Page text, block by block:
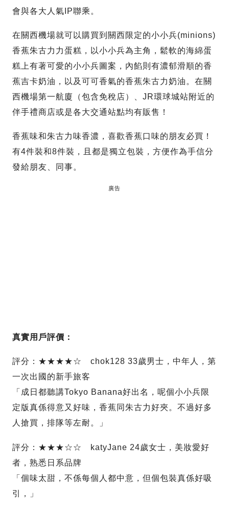
會與各大人氣IP聯乘。
在關西機場就可以購買到關西限定的小小兵(minions)
香蕉朱古力力蛋糕，以小小兵為主角，鬆軟的海綿蛋
糕上有著可愛的小小兵圖案，內餡則有濃郁滑順的香
蕉吉卡奶油，以及可可香氣的香蕉朱古力奶油。在關
西機場第一航廈（包含免稅店）、JR環球城站附近的
伴手禮商店或是各大交通站點均有販售！
香蕉味和朱古力味香濃，喜歡香蕉口味的朋友必買！
有4件裝和8件裝，且都是獨立包裝，方便作為手信分
發給朋友、同事。
廣告
真實用戶評價：
評分：★★★★☆ chok128 33歲男士，中年人，第
一次出國的新手旅客
「成日都聽講Tokyo Banana好出名，呢個小小兵限
定版真係得意又好味，香蕉同朱古力好夾。不過好多
人搶買，排隊等左耐。」
評分：★★★☆☆ katyJane 24歲女士，美妝愛好
者，熟悉日系品牌
「個味太甜，不係每個人都中意，但個包裝真係好吸
引，」